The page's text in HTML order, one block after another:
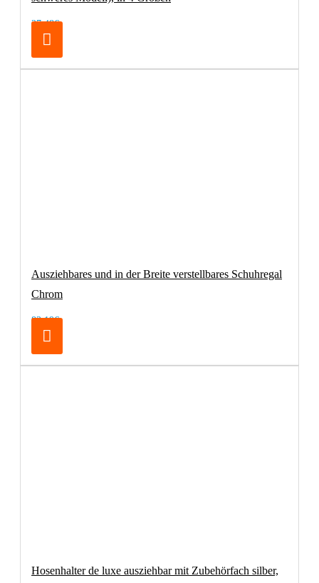
27,48€
Ausziehbares und in der Breite verstellbares Schuhregal
Chrom
83,19€
Hosenhalter de luxe ausziehbar mit Zubehörfach silber,